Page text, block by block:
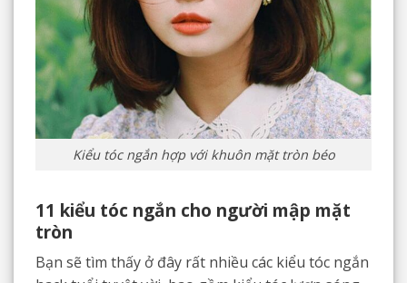
Kiểu tóc ngắn hợp với khuôn mặt tròn béo
11 kiểu tóc ngắn cho người mập mặt
tròn
Bạn sẽ tìm thấy ở đây rất nhiều các kiểu tóc ngắn